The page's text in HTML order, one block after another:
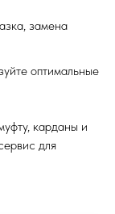
замена
оптимальные
карданы и
для